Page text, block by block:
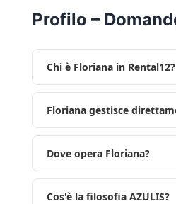
Profilo –
Chi è Floriana in Rental12?
Floriana gestisce
Dove opera Floriana?
Cos'è la filosofia AZULIS?